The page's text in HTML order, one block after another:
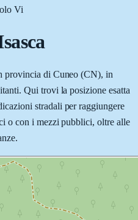
Vi
provincia di Cuneo (CN), in
Qui trovi la posizione esatta
stradali per raggiungere
o con i mezzi pubblici, oltre alle